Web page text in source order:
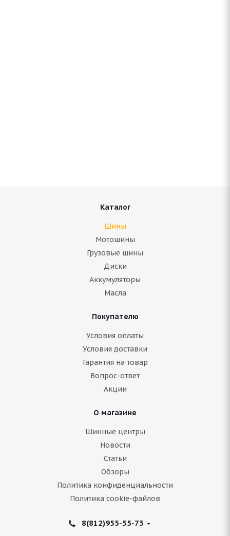
ARIVO ICE CLAW ARW8 225/70 R16 107T
Каталог
Шины
Мотошины
Грузовые шины
Диски
Аккумуляторы
Масла
Покупателю
Условия оплаты
Условия доставки
Гарантия на товар
Вопрос-ответ
Акции
О магазине
Шинные центры
Новости
Статьи
Обзоры
Политика конфиденциальности
Политика cookie-файлов
8(812)955-55-73